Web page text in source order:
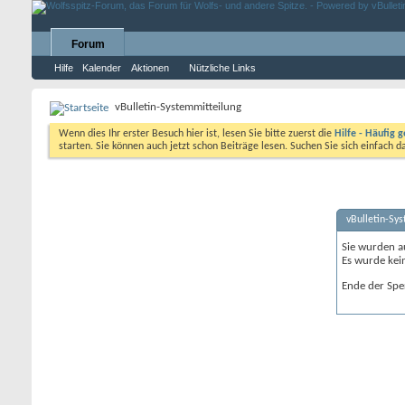
Forum
Hilfe Kalender Aktionen Nützliche Links
vBulletin-Systemmitteilung
Wenn dies Ihr erster Besuch hier ist, lesen Sie bitte zuerst die Hilfe - Häufig
starten. Sie können auch jetzt schon Beiträge lesen. Suchen Sie sich einfach
vBulletin-
Sie wurden
Es wurde
Ende der